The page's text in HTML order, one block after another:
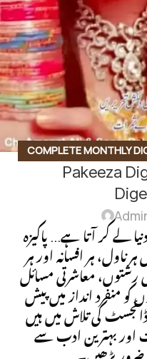
COMPLETE MONTHLY
DIGEST,
Pakeeza
لے کر آتا ہے... پاکیزہ
میں شامل ہر ناول، ہر افسانہ اور ہر
رشتوں، معاشرتی مسائل
کو منفرد انداز میں پیش
کی تلاش میں ہیں
اور بہترین ادب سے